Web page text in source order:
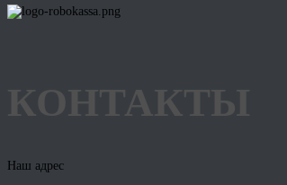
КОНТАКТЫ
Наш адрес